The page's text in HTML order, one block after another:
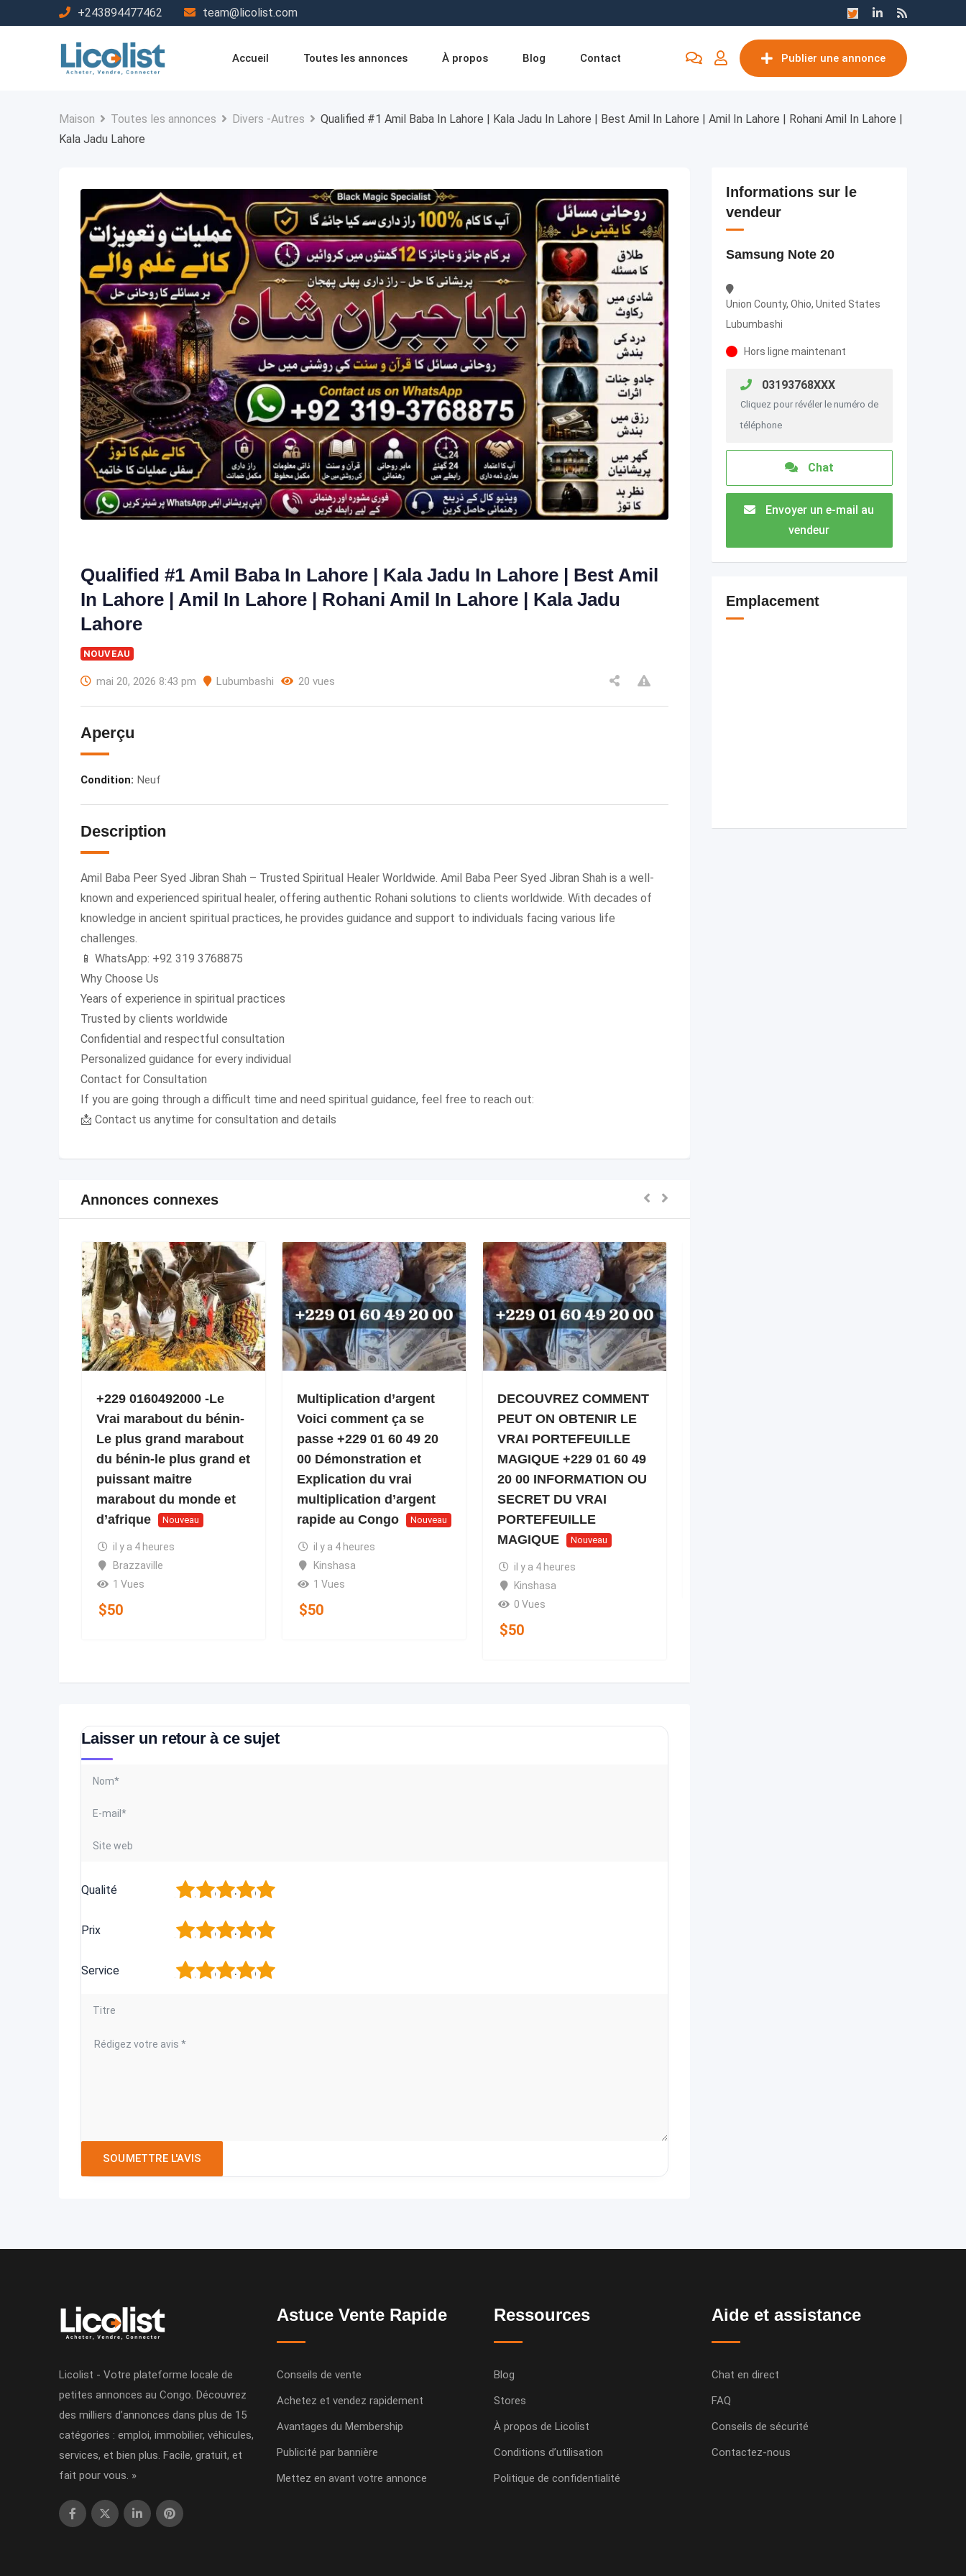
au
+243894477462 team@licolist.com
Accueil Toutes les annonces À propos Blog Contact Publier une annonce
Maison Toutes les annonces Divers -Autres
Qualified #1 Amil Baba In Lahore | Kala Jadu In Lahore | Best Amil In Lahore | Amil In Lahore | Rohani Amil In Lahore |
Kala Jadu Lahore
Qualified #1 Amil Baba In Lahore | Kala Jadu In Lahore | Best Amil
In Lahore | Amil In Lahore | Rohani Amil In Lahore | Kala Jadu
Lahore
NOUVEAU
mai 20, 2026 8:43 pm Lubumbashi 20 vues
Aperçu
Condition: Neuf
Description
Amil Baba Peer Syed Jibran Shah – Trusted Spiritual Healer Worldwide. Amil Baba Peer Syed Jibran Shah is a well-
known and experienced spiritual healer, offering authentic Rohani solutions to clients worldwide. With decades of
knowledge in ancient spiritual practices, he provides guidance and support to individuals facing various life
challenges.
📱 WhatsApp: +92 319 3768875
Why Choose Us
Years of experience in spiritual practices
Trusted by clients worldwide
Confidential and respectful consultation
Personalized guidance for every individual
Contact for Consultation
If you are going through a difficult time and need spiritual guidance, feel free to reach out:
📩 Contact us anytime for consultation and details
Annonces connexes
+229 0160492000 -Le
Vrai marabout du bénin-
Le plus grand marabout
du bénin-le plus grand et
puissant maitre
marabout du monde et
d’afrique
Nouveau
il y a 4 heures
Brazzaville
1 Vues
$50
Multiplication d’argent
Voici comment ça se
passe +229 01 60 49 20
00 Démonstration et
Explication du vrai
multiplication d’argent
rapide au Congo
Nouveau
il y a 4 heures
Kinshasa
1 Vues
$50
DECOUVREZ COMMENT
PEUT ON OBTENIR LE
VRAI PORTEFEUILLE
MAGIQUE +229 01 60 49
20 00 INFORMATION OU
SECRET DU VRAI
PORTEFEUILLE
MAGIQUE
Nouveau
il y a 4 heures
Kinshasa
0 Vues
$50
Laisser un retour à ce sujet
Qualité 5
4
3
2
Prix 5
4
3
2
Service 5
4
3
2
Informations sur le
vendeur
Samsung Note 20
Union County, Ohio, United States
Lubumbashi
Hors ligne maintenant
03193768XXX
Cliquez pour révéler le numéro de
téléphone
Chat
Envoyer un e-mail au
vendeur
Emplacement
Licolist - Votre plateforme locale de
petites annonces au Congo. Découvrez
des milliers d’annonces dans plus de 15
catégories : emploi, immobilier, véhicules,
services, et bien plus. Facile, gratuit, et
fait pour vous. »
Astuce Vente Rapide
Conseils de vente
Achetez et vendez rapidement
Avantages du Membership
Publicité par bannière
Mettez en avant votre annonce
Ressources
Blog
Stores
À propos de Licolist
Conditions d’utilisation
Politique de confidentialité
Aide et assistance
Chat en direct
FAQ
Conseils de sécurité
Contactez-nous